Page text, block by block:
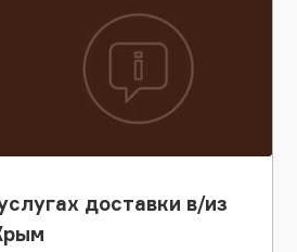
доставки в/из